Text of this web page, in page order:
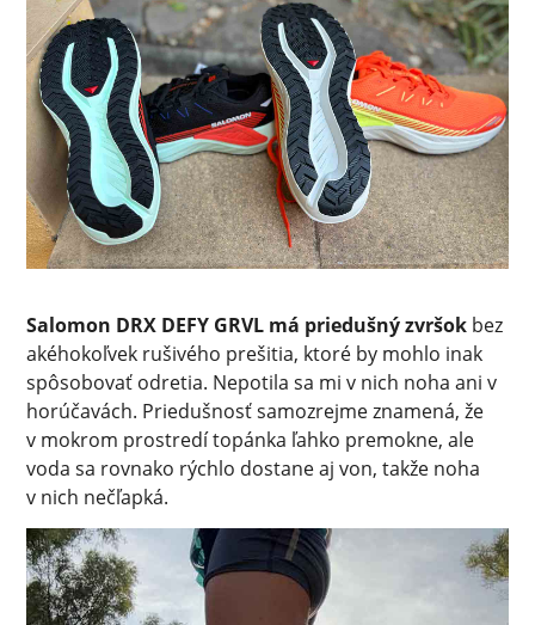
Salomon DRX DEFY GRVL má priedušný zvršokbez
akéhokoľvek rušivého prešitia, ktoré by mohlo inak
spôsobovať odretia. Nepotila sa mi v nich noha ani v
horúčavách. Priedušnosť samozrejme znamená, že
v mokrom prostredí topánka ľahko premokne, ale
voda sa rovnako rýchlo dostane aj von, takže noha
v nich nečľapká.